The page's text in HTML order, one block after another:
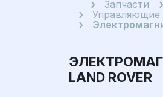
ГлавнаяЗапчасти
Управляющие
LAND ROVER